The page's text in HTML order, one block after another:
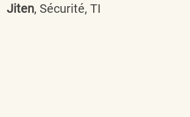
Jiten, Sécurité, TI